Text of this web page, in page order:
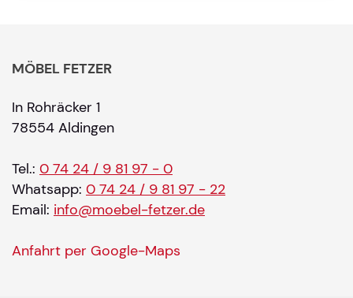
MÖBEL FETZER
In Rohräcker 1
78554 Aldingen
Tel.: 0 74 24 / 9 81 97 - 0
Whatsapp: 0 74 24 / 9 81 97 - 22
Email: info@moebel-fetzer.de
Anfahrt per Google-Maps